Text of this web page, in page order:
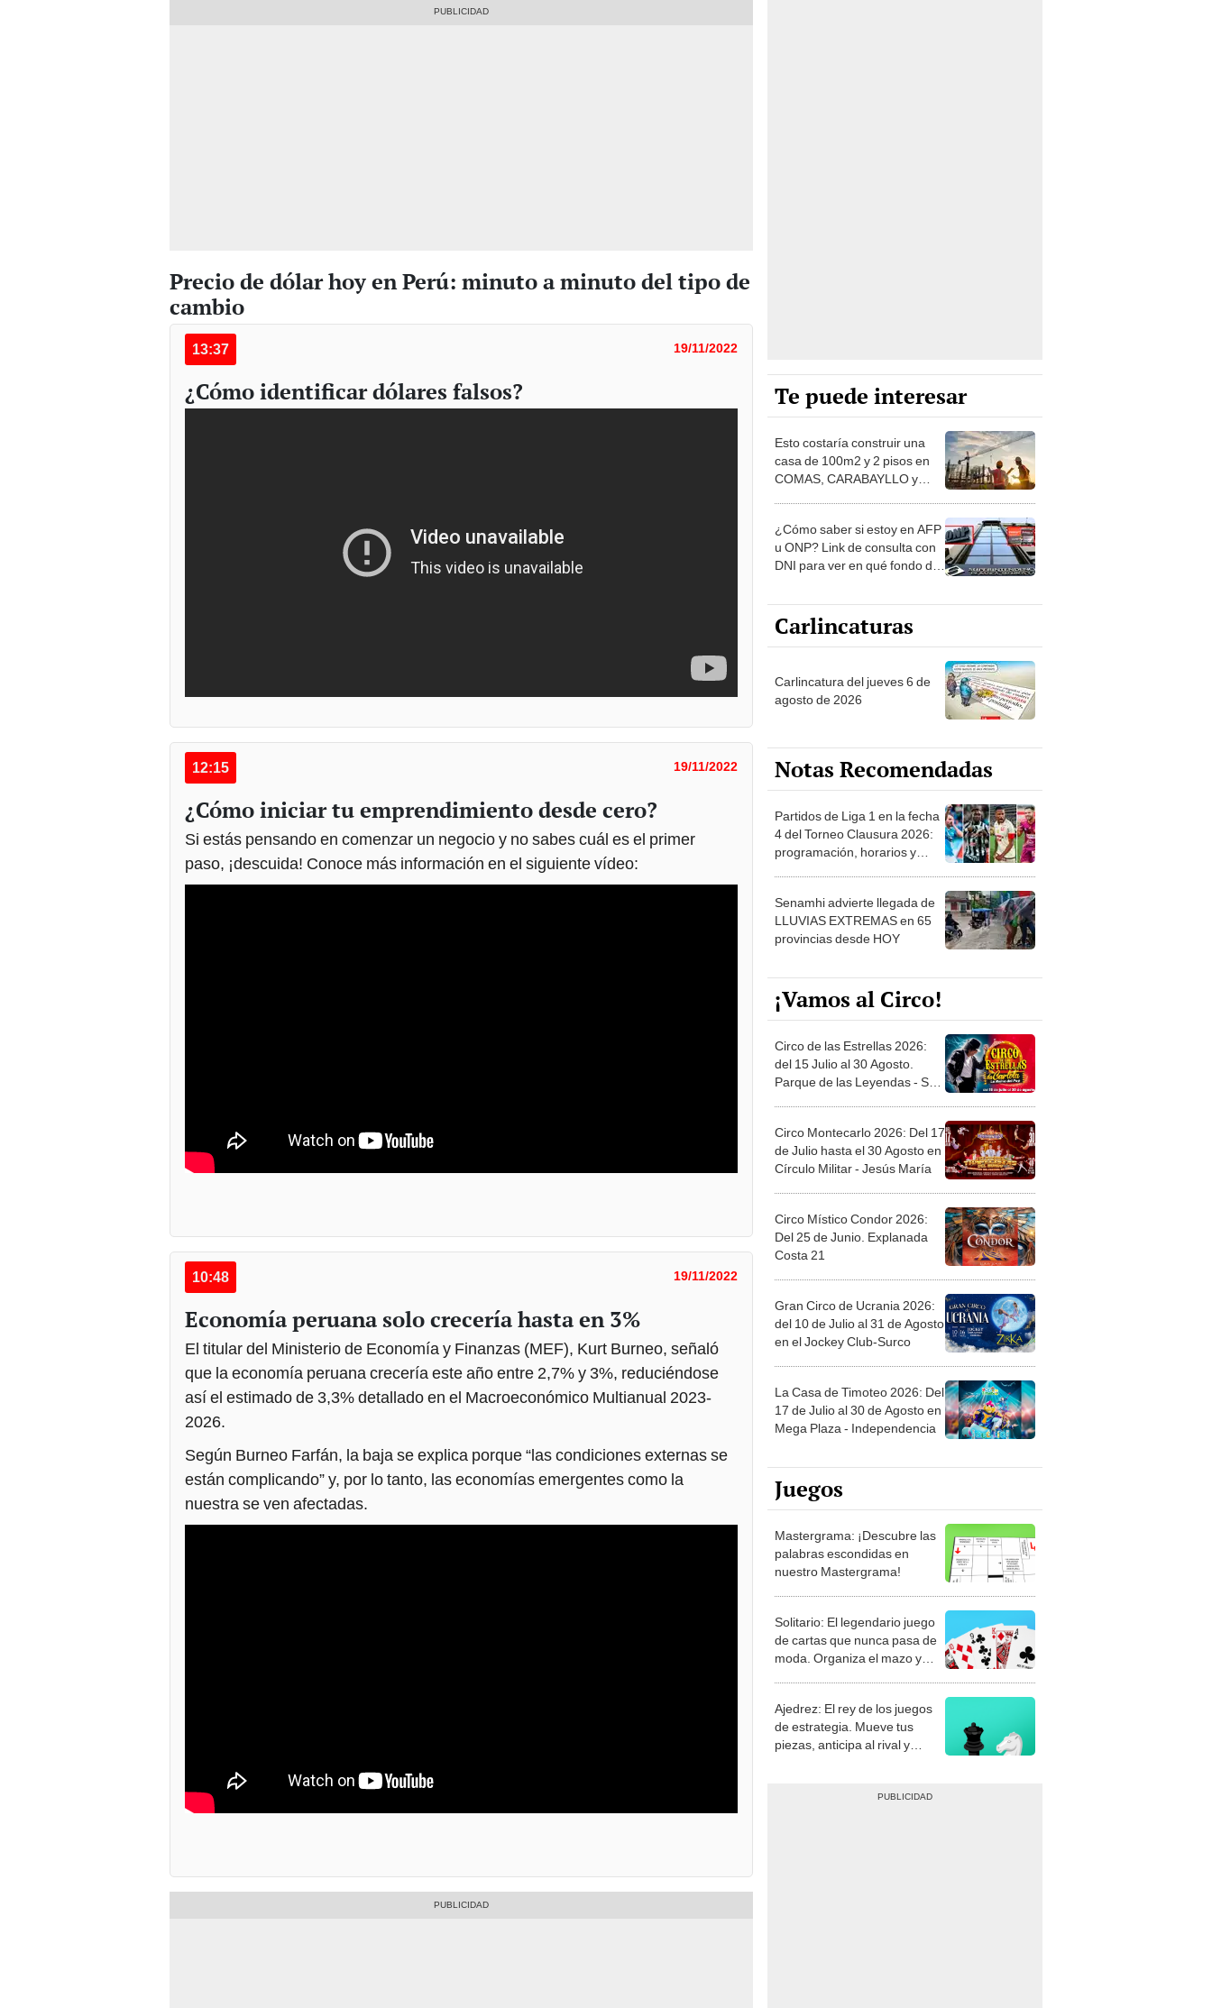
Precio de dólar hoy en Perú: minuto a minuto del tipo de
cambio
13:37 19/11/2022
¿Cómo identificar dólares falsos?
12:15 19/11/2022
¿Cómo iniciar tu emprendimiento desde cero?
Si estás pensando en comenzar un negocio y no sabes cuál es el primer
paso, ¡descuida! Conoce más información en el siguiente vídeo:
10:48 19/11/2022
Economía peruana solo crecería hasta en 3%
El titular del Ministerio de Economía y Finanzas (MEF), Kurt Burneo, señaló
que la economía peruana crecería este año entre 2,7% y 3%, reduciéndose
así el estimado de 3,3% detallado en el Macroeconómico Multianual 2023-
2026.
Según Burneo Farfán, la baja se explica porque “las condiciones externas se
están complicando” y, por lo tanto, las economías emergentes como la
nuestra se ven afectadas.
Te puede interesar
Esto costaría construir una
casa de 100m2 y 2 pisos en
COMAS, CARABAYLLO y
¿Cómo saber si estoy en AFP
u ONP? Link de consulta con
DNI para ver en qué fondo de
Carlincaturas
Carlincatura del jueves 6 de
agosto de 2026
Notas Recomendadas
Partidos de Liga 1 en la fecha
4 del Torneo Clausura 2026:
programación, horarios y
Senamhi advierte llegada de
LLUVIAS EXTREMAS en 65
provincias desde HOY
¡Vamos al Circo!
Circo de las Estrellas 2026:
del 15 Julio al 30 Agosto.
Parque de las Leyendas - San
Circo Montecarlo 2026: Del 17
de Julio hasta el 30 Agosto en
Círculo Militar - Jesús María
Circo Místico Condor 2026:
Del 25 de Junio. Explanada
Costa 21
Gran Circo de Ucrania 2026:
del 10 de Julio al 31 de Agosto
en el Jockey Club-Surco
La Casa de Timoteo 2026: Del
17 de Julio al 30 de Agosto en
Mega Plaza - Independencia
Juegos
Mastergrama: ¡Descubre las
palabras escondidas en
nuestro Mastergrama!
Solitario: El legendario juego
de cartas que nunca pasa de
moda. Organiza el mazo y
Ajedrez: El rey de los juegos
de estrategia. Mueve tus
piezas, anticipa al rival y